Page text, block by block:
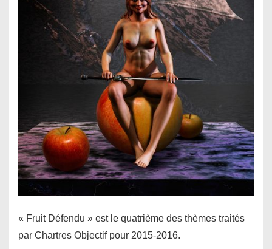
« Fruit Défendu » est le quatrième des thèmes traités
par Chartres Objectif pour 2015-2016.